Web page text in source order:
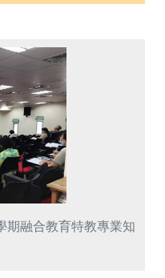
期融合教育特教專業知